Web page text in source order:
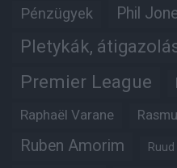
Pénzügyek Phil
Pletykák,
Premier League
Raphaël Varane
Ruben Amorim